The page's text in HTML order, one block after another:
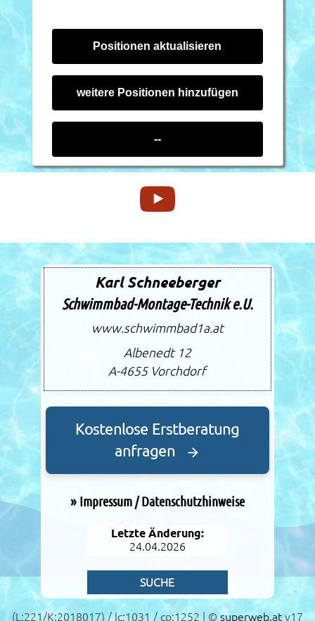
Karl Schneeberger
Schwimmbad-Montage-Technik e.U.
www.schwimmbad1a.at
Albenedt 12
A-4655 Vorchdorf
Kostenlose Erstberatung
anfragen
» Impressum / Datenschutzhinweise
Letzte Änderung:
24.04.2026
SUCHE
(L:221/K:2018017) / lc:1031 / cp:1252 | © superweb.at v17